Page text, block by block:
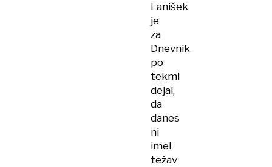
Lanišek
je
za
Dnevnik
po
tekmi
dejal,
da
danes
ni
imel
težav